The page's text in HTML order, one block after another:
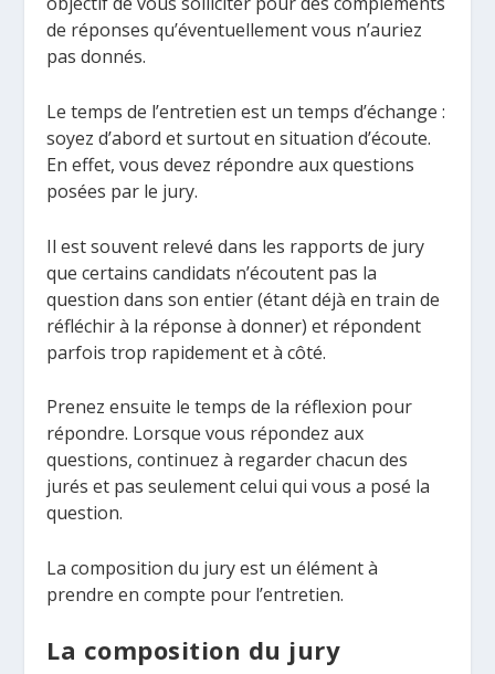
de réponses qu’éventuellement vous n’auriez
pas donnés.
Le temps de l’entretien est un temps d’échange :
soyez d’abord et surtout en situation d’écoute.
En effet, vous devez répondre aux questions
posées par le jury.
Il est souvent relevé dans les rapports de jury
que certains candidats n’écoutent pas la
question dans son entier (étant déjà en train de
réfléchir à la réponse à donner) et répondent
parfois trop rapidement et à côté.
Prenez ensuite le temps de la réflexion pour
répondre. Lorsque vous répondez aux
questions, continuez à regarder chacun des
jurés et pas seulement celui qui vous a posé la
question.
La composition du jury est un élément à
prendre en compte pour l’entretien.
La composition du jury